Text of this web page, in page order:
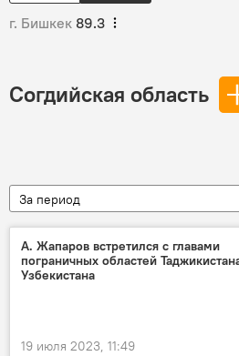
г. Бишкек 89.3
Согдийская область
За период
А. Жапаров встретился с главами
пограничных областей
Узбекистана
19 июля 2023, 11:49